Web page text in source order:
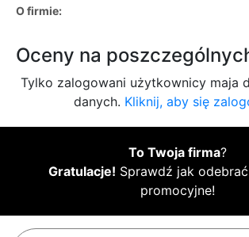
O firmie:
Oceny na
Tylko zalogowani użytkownicy maja
danych. Kliknij, aby się
To Twoja firma?
Gratulacje! Sprawdź jak odebrać
promocyjne!